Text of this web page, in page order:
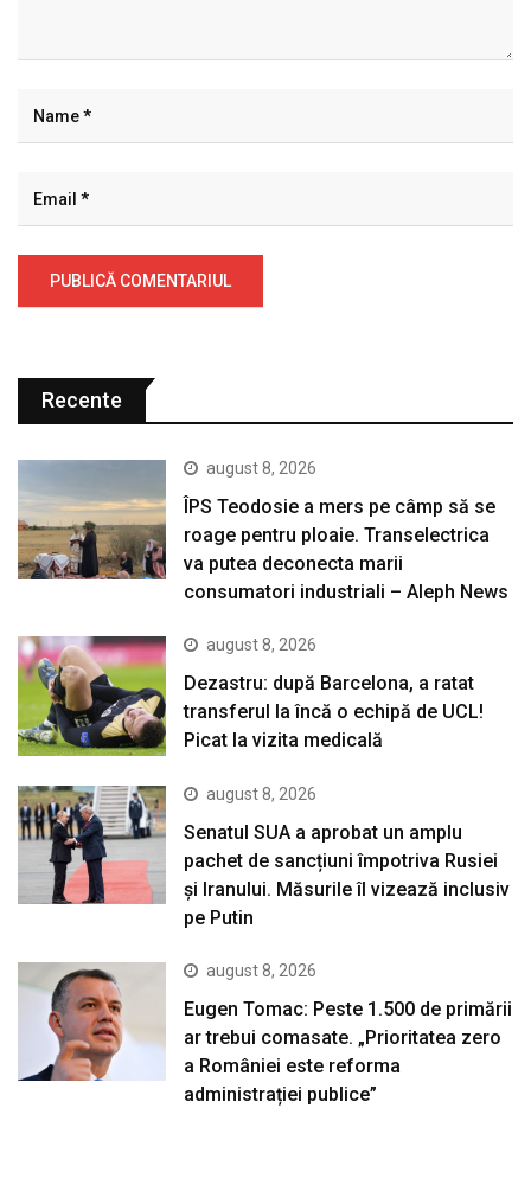
Recente
august 8, 2026
ÎPS Teodosie a mers pe câmp să se
roage pentru ploaie. Transelectrica
va putea deconecta marii
consumatori industriali – Aleph News
august 8, 2026
Dezastru: după Barcelona, a ratat
transferul la încă o echipă de UCL!
Picat la vizita medicală
august 8, 2026
Senatul SUA a aprobat un amplu
pachet de sancțiuni împotriva Rusiei
și Iranului. Măsurile îl vizează inclusiv
pe Putin
august 8, 2026
Eugen Tomac: Peste 1.500 de primării
ar trebui comasate. „Prioritatea zero
a României este reforma
administrației publice”